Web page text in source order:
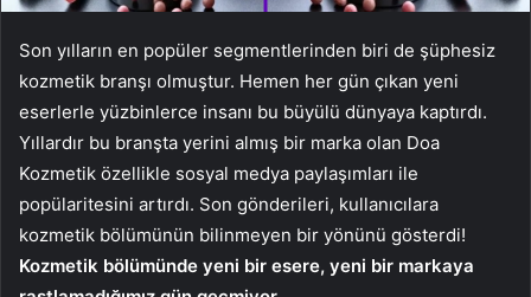
Son yılların en popüler segmentlerinden biri de şüphesiz
kozmetik branşı olmuştur. Hemen her gün çıkan yeni
eserlerle yüzbinlerce insanı bu büyülü dünyaya kaptırdı.
Yıllardır bu branşta yerini almış bir marka olan Doa
Kozmetik özellikle sosyal medya paylaşımları ile
popülaritesini artırdı. Son gönderileri, kullanıcılara
kozmetik bölümünün bilinmeyen bir yönünü gösterdi!
Kozmetik bölümünde yeni bir esere, yeni bir markaya